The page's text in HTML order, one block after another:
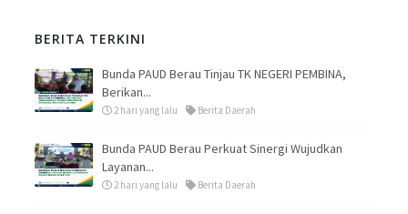
BERITA TERKINI
Bunda PAUD Berau Tinjau TK NEGERI PEMBINA,
Berikan...
2 hari yang lalu Berita Daerah
Bunda PAUD Berau Perkuat Sinergi Wujudkan
Layanan...
2 hari yang lalu Berita Daerah